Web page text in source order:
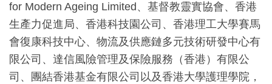
for Modern Ageing Limited、基督教靈實協會、香港
生產力促進局、香港科技園公司、香港理工大學賽馬
會復康科技中心、物流及供應鏈多元技術研發中心有
限公司、達信風險管理及保險服務（香港）有限公
司、團結香港基金有限公司以及香港大學護理學院，